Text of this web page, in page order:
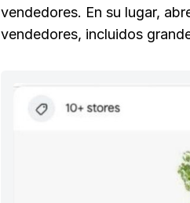
vendedores. En su lugar,
vendedores, incluidos